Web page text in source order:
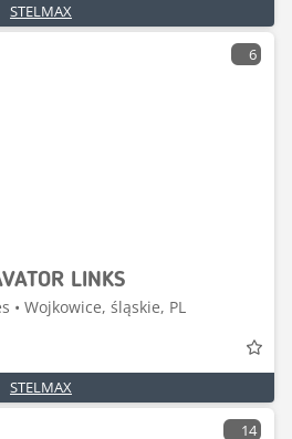
STELMAX
6
LINKS
• Wojkowice, śląskie, PL
STELMAX
14